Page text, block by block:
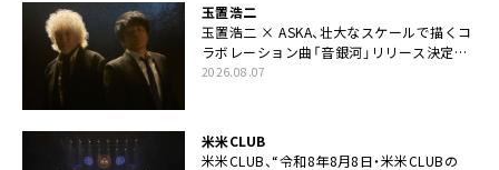
玉置浩二
玉置浩二 × ASKA、壮大なスケールで描くコ
ラボレーション曲「音銀河」リリース決定。
カップリングには新曲「命の宿り」収録も
2026.08.07
米米CLUB
米米CLUB、“令和8年8月8日・米米CLUBの